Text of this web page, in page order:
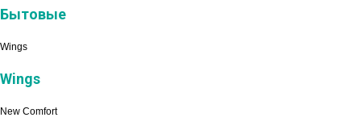
Бытовые
Wings
Wings
New Comfort